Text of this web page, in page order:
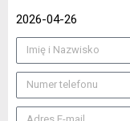
2026-04-26